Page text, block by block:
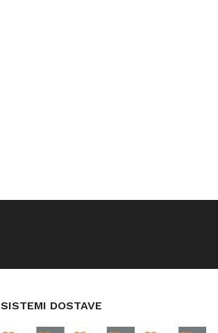
SISTEMI DOSTAVE